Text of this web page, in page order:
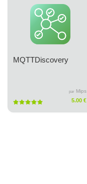
MQTTDiscovery
par Mips
5.00 €